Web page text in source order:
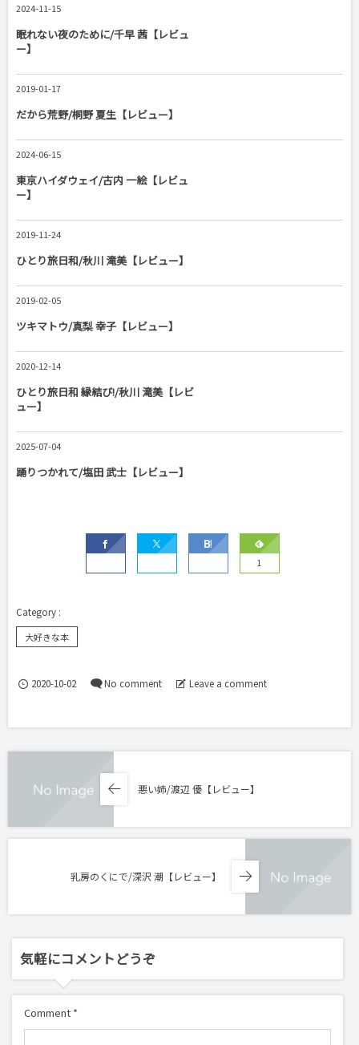
2024-11-15
眠れない夜のために/千早 茜【レビュ
ー】
2019-01-17
だから荒野/桐野 夏生【レビュー】
2024-06-15
東京ハイダウェイ/古内 一絵【レビュ
ー】
2019-11-24
ひとり旅日和/秋川 滝美【レビュー】
2019-02-05
ツキマトウ/真梨 幸子【レビュー】
2020-12-14
ひとり旅日和 縁結び!/秋川 滝美【レビ
ュー】
2025-07-04
踊りつかれて/塩田 武士【レビュー】
1
大好きな本
2020-10-02 No comment Leave a comment
悪い姉/渡辺 優【レビュー】
乳房のくにで/深沢 潮【レビュー】
気軽にコメントどうぞ
Comment *